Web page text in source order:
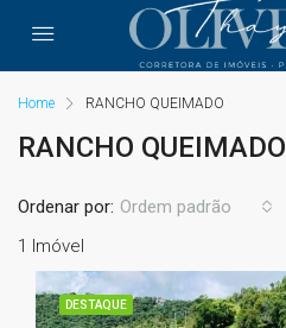
Home RANCHO QUEIMADO
RANCHO QUEIMADO
1 Imóvel
Ordenar por: Ordem padrão
DESTAQUE